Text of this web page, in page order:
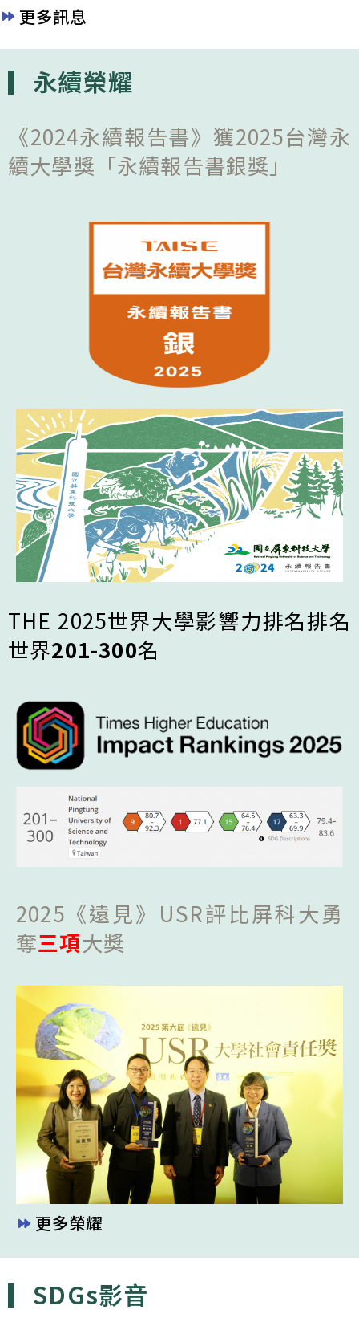
更多訊息
▎永續榮耀
《2024永續報告書》獲2025台灣永
續大學獎「永續報告書銀獎」
THE 2025世界大學影響力排名排名
世界201-300名
2025《遠見》USR評比屏科大勇
奪三項大獎
更多榮耀
▎SDGs影音